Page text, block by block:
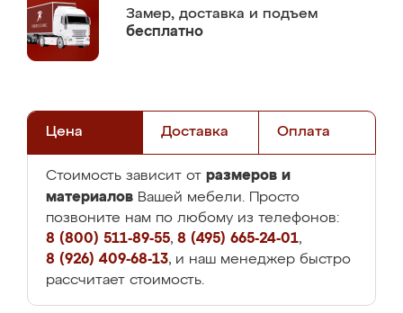
Замер, доставка и подъем
бесплатно
Цена Доставка Оплата
Стоимость зависит от размеров и
материалов Вашей мебели. Просто
позвоните нам по любому из телефонов:
8 (800) 511-89-55, 8 (495) 665-24-01,
8 (926) 409-68-13, и наш менеджер быстро
рассчитает стоимость.